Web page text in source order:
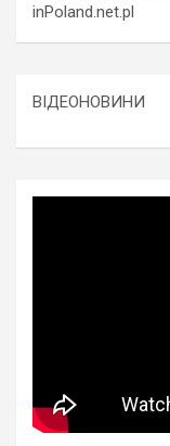
inPoland.net.pl
ВІДЕОНОВИНИ